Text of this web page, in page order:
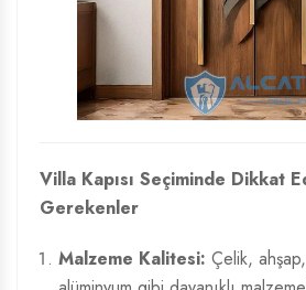
Villa Kapısı Seçiminde Dikkat
Gerekenler
Malzeme Kalitesi: Çelik,